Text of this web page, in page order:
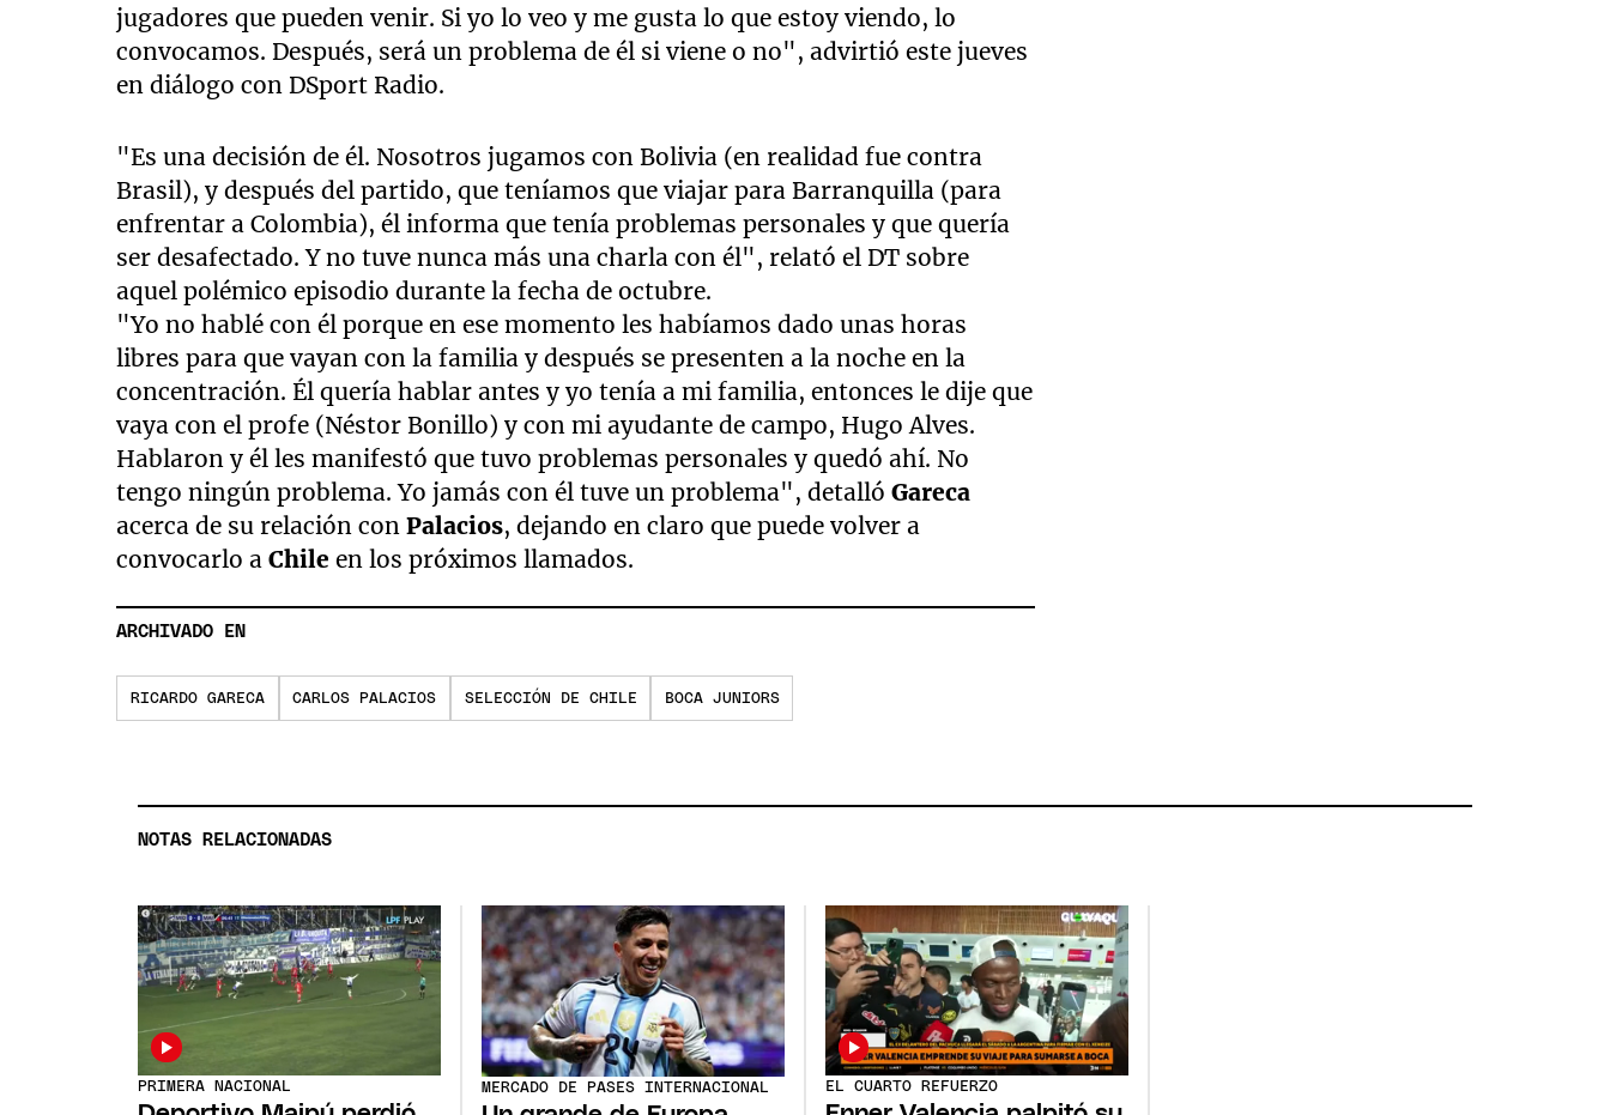
jugadores que pueden venir. Si yo lo veo y me gusta lo que estoy viendo, lo
convocamos. Después, será un problema de él si viene o no", advirtió este jueves
en diálogo con DSport Radio.
"Es una decisión de él. Nosotros jugamos con Bolivia (en realidad fue contra
Brasil), y después del partido, que teníamos que viajar para Barranquilla (para
enfrentar a Colombia), él informa que tenía problemas personales y que quería
ser desafectado. Y no tuve nunca más una charla con él", relató el DT sobre
aquel polémico episodio durante la fecha de octubre.
"Yo no hablé con él porque en ese momento les habíamos dado unas horas
libres para que vayan con la familia y después se presenten a la noche en la
concentración. Él quería hablar antes y yo tenía a mi familia, entonces le dije que
vaya con el profe (Néstor Bonillo) y con mi ayudante de campo, Hugo Alves.
Hablaron y él les manifestó que tuvo problemas personales y quedó ahí. No
tengo ningún problema. Yo jamás con él tuve un problema", detallóGareca
acerca de su relación conPalacios, dejando en claro que puede volver a
convocarlo aChile en los próximos llamados.
ARCHIVADO EN
RICARDO GARECA CARLOS PALACIOS SELECCIÓN DE CHILE BOCA JUNIORS
NOTAS RELACIONADAS
PRIMERA NACIONAL MERCADO DE PASES INTERNACIONAL EL CUARTO REFUERZO